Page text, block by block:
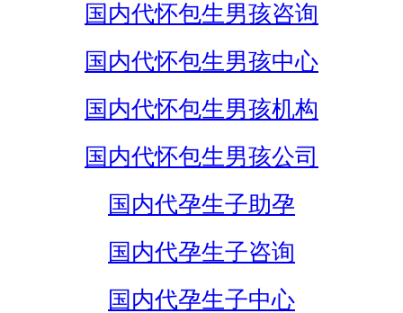
国内代怀包生男孩咨询
国内代怀包生男孩中心
国内代怀包生男孩机构
国内代怀包生男孩公司
国内代孕生子助孕
国内代孕生子咨询
国内代孕生子中心